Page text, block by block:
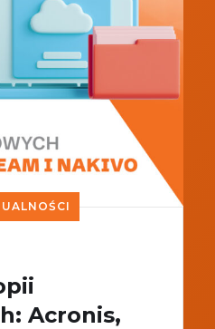
Acronis,